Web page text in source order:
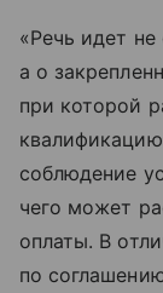
«Речь идет
а о
при которой
соблюдение
чего может
оплаты. В
по